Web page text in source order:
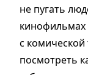
не пугать
с
посмотреть